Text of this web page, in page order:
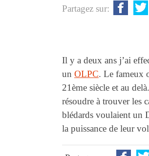
Partagez sur:
Il y a deux ans j’ai
un OLPC. Le fameux
21ème siècle et au
résoudre à trouver les
blédards voulaient un
la puissance de leur